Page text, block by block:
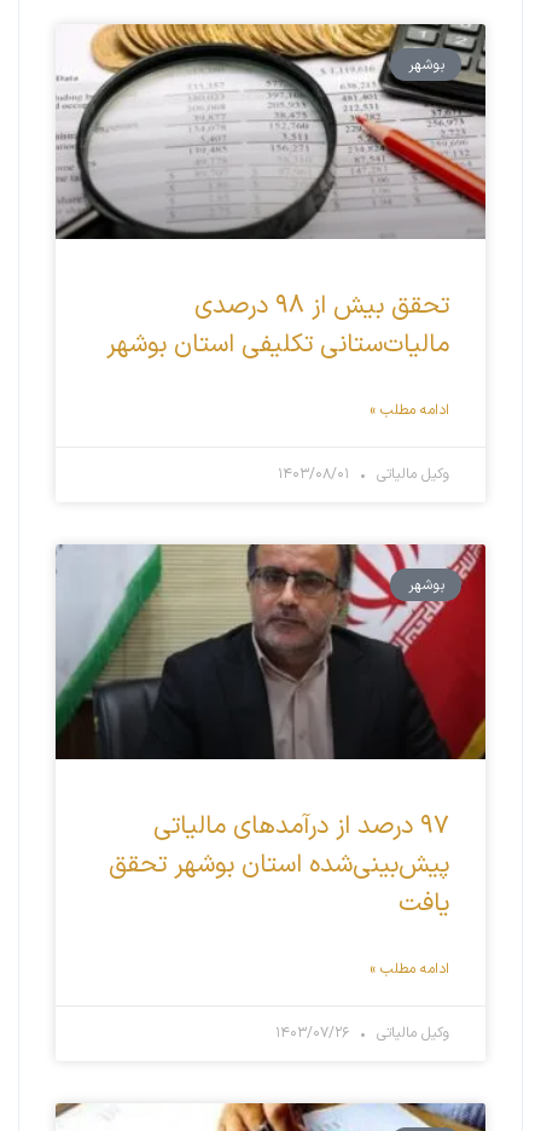
بوشهر
تحقق بیش از ۹۸ درصدی
مالیات‌ستانی تکلیفی استان بوشهر
ادامه مطلب »
وکیل مالیاتی
بوشهر
۹۷ درصد از درآمدهای مالیاتی
پیش‌بینی‌شده استان بوشهر تحقق
یافت
ادامه مطلب »
وکیل مالیاتی